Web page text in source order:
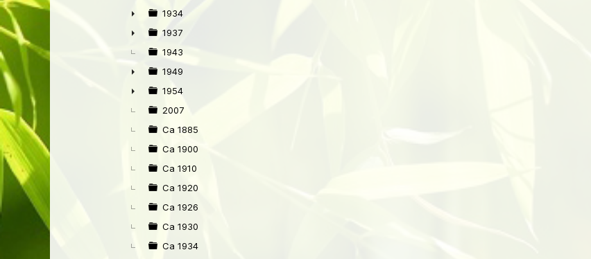
►
1934
►
1937
1943
►
1949
►
1954
2007
Ca 1885
Ca 1900
Ca 1910
Ca 1920
Ca 1926
Ca 1930
Ca 1934